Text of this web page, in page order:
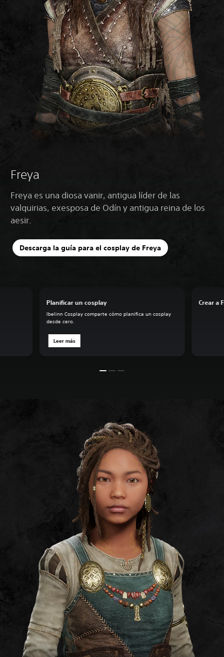
Freya
Freya es una diosa vanir, antigua líder de las
valquirias, exesposa de Odín y antigua reina de los
aesir.
Descarga la guía para el cosplay de Freya
Planificar un cosplay
Ibelinn Cosplay comparte cómo planifica un cosplay
desde cero.
Leer más
Crear a